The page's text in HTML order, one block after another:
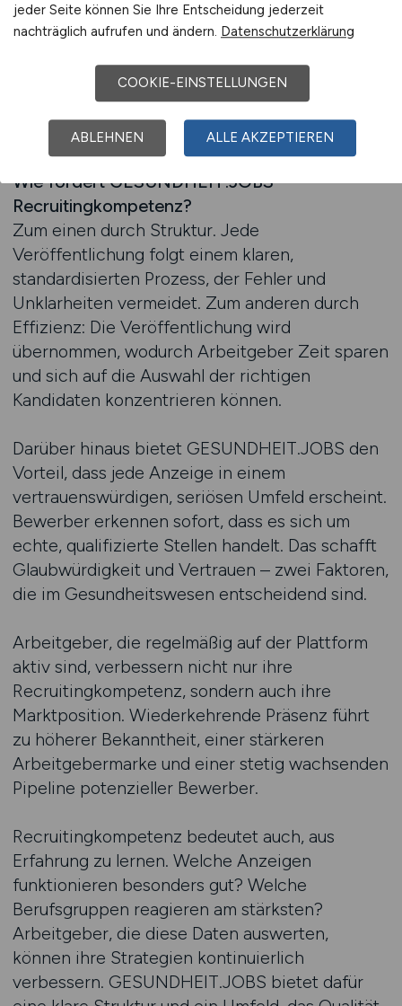
verbindet. Arbeitgeber, die ihre Anzeigen hier
veröffentlichen, profitieren von einem
professionellen Umfeld, das gezielt Fachkräfte
anspricht. Die Plattform ist darauf ausgelegt,
Recruitingprozesse zu vereinfachen und
Bewerberqualität zu erhöhen.
Wie fördert GESUNDHEIT.JOBS
Recruitingkompetenz?
Zum einen durch Struktur. Jede
Veröffentlichung folgt einem klaren,
standardisierten Prozess, der Fehler und
Unklarheiten vermeidet. Zum anderen durch
Effizienz: Die Veröffentlichung wird
übernommen, wodurch Arbeitgeber Zeit sparen
und sich auf die Auswahl der richtigen
Kandidaten konzentrieren können.
Darüber hinaus bietet GESUNDHEIT.JOBS den
Vorteil, dass jede Anzeige in einem
vertrauenswürdigen, seriösen Umfeld erscheint.
Bewerber erkennen sofort, dass es sich um
echte, qualifizierte Stellen handelt. Das schafft
Glaubwürdigkeit und Vertrauen – zwei Faktoren,
die im Gesundheitswesen entscheidend sind.
Arbeitgeber, die regelmäßig auf der Plattform
aktiv sind, verbessern nicht nur ihre
Recruitingkompetenz, sondern auch ihre
Marktposition. Wiederkehrende Präsenz führt
zu höherer Bekanntheit, einer stärkeren
Arbeitgebermarke und einer stetig wachsenden
Pipeline potenzieller Bewerber.
Recruitingkompetenz bedeutet auch, aus
Erfahrung zu lernen. Welche Anzeigen
funktionieren besonders gut? Welche
Berufsgruppen reagieren am stärksten?
Arbeitgeber, die diese Daten auswerten,
können ihre Strategien kontinuierlich
verbessern. GESUNDHEIT.JOBS bietet dafür
jeder Seite können Sie Ihre Entscheidung jederzeit
nachträglich aufrufen und ändern. Datenschutzerklärung
COOKIE-EINSTELLUNGEN
ABLEHNEN ALLE AKZEPTIEREN